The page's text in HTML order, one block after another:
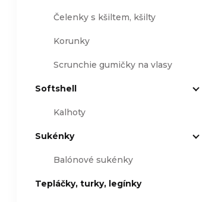
Čelenky s kšiltem, kšilty
Korunky
Scrunchie gumičky na vlasy
Softshell
Kalhoty
Sukénky
Balónové sukénky
Tepláčky, turky, legínky